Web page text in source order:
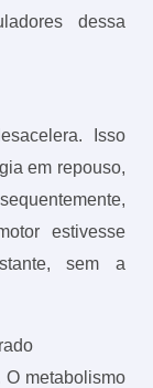
dessa
Isso
em repouso,
estivesse
sem a
O metabolismo